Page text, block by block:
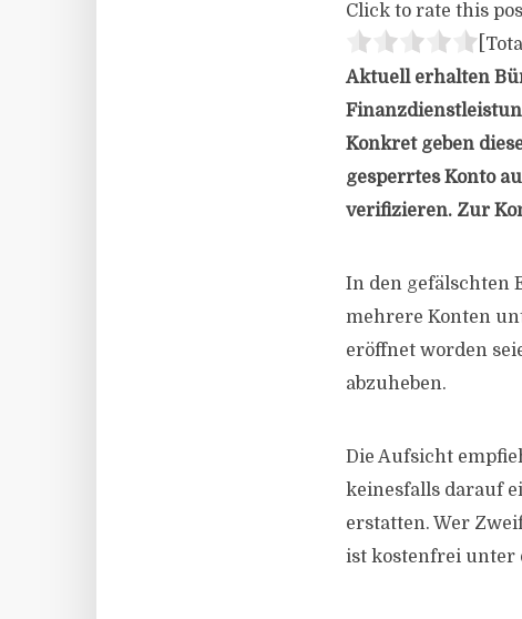
Click to rate this
Aktuell erhalten
Konkret geben
gesperrtes Konto
verifizieren. Zur
In den gefälschten
mehrere Konten
eröffnet worden
abzuheben.
Die Aufsicht
keinesfalls darauf
erstatten. Wer
ist kostenfrei unter